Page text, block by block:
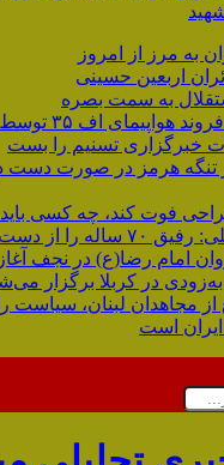
به مرز ‌از امروز
اربعین حسینی
به سمت بصره
اف ۳۵ توسط سپاه
خبرگزاری تسنیم را بست
تنگه هرمز در صورت دست
فوت کند، چه کسی باید
را از دست دادم
امام رضا(ع) در نجف
در کربلا برگزار
از مجاهدان لبنان، سیاست
است